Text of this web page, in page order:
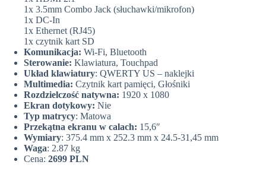
1x 3.5mm Combo Jack (słuchawki/mikrofon)
1x DC-In
1x Ethernet (RJ45)
1x czytnik kart SD
Komunikacja: Wi-Fi, Bluetooth
Sterowanie: Klawiatura, Touchpad
Układ klawiatury: QWERTY US – naklejki
Multimedia: Czytnik kart pamięci, Głośniki
Rozdzielczość natywna: 1920 x 1080
Ekran dotykowy: Nie
Typ matrycy: Matowa
Przekątna ekranu w calach: 15,6″
Wymiary: 375.4 mm x 252.3 mm x 24.5-31,45 mm
Waga: 2.87 kg
Cena: 2699 PLN